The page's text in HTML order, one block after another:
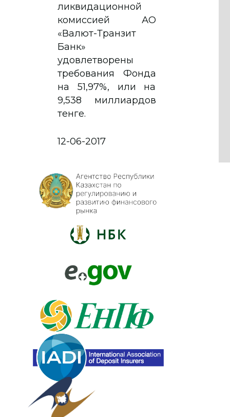
ликвидационной
комиссией АО
«Валют-Транзит
Банк»
удовлетворены
требования Фонда
на 51,97%, или на
9,538 миллиардов
тенге.
12-06-2017